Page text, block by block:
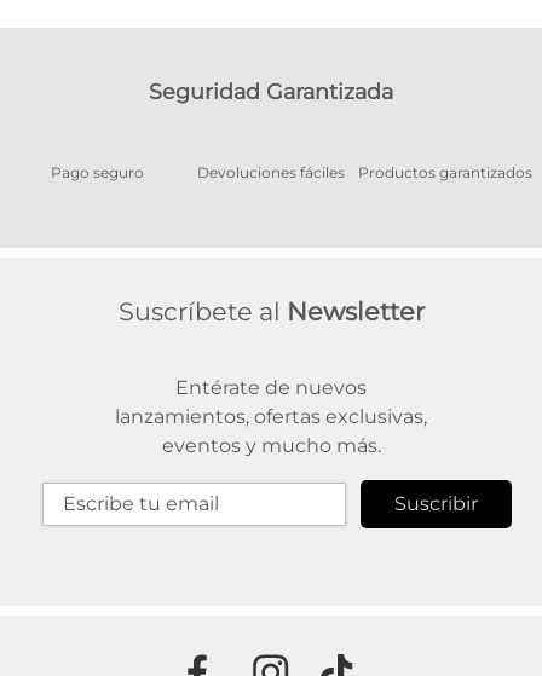
Seguridad Garantizada
Pago seguro Devoluciones fáciles Productos garantizados
Suscríbete al Newsletter
Entérate de nuevos
lanzamientos, ofertas exclusivas,
eventos y mucho más.
Suscribir